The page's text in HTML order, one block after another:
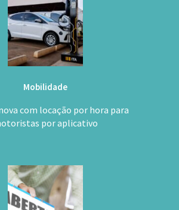
Mobilidade
com locação por hora para
por aplicativo